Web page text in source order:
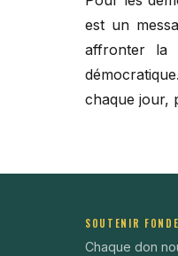
est un
affronter la
chaque jour,
SOUTENIR
Chaque don